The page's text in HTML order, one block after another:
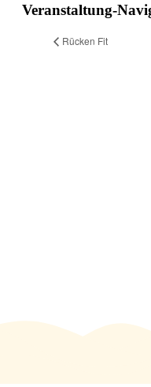
Veranstaltung-
Rücken Fit